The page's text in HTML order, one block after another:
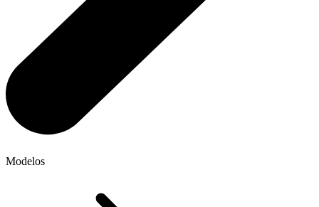
Modelos